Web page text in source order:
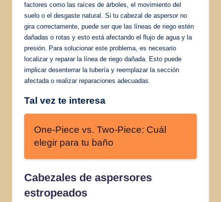
factores como las raíces de árboles, el movimiento del
suelo o el desgaste natural. Si tu cabezal de aspersor no
gira correctamente, puede ser que las líneas de riego estén
dañadas o rotas y esto está afectando el flujo de agua y la
presión. Para solucionar este problema, es necesario
localizar y reparar la línea de riego dañada. Esto puede
implicar desenterrar la tubería y reemplazar la sección
afectada o realizar reparaciones adecuadas.
Tal vez te interesa
One-Piece vs. Two-Piece: Cuál
elegir para tu baño
Cabezales de aspersores
estropeados